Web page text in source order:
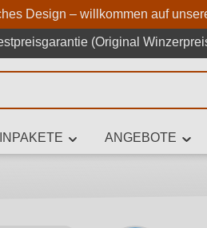
Zum Hauptinhalt
Zur Suche
Zur
Design – willkommen auf
(Original
ANGEBOTE